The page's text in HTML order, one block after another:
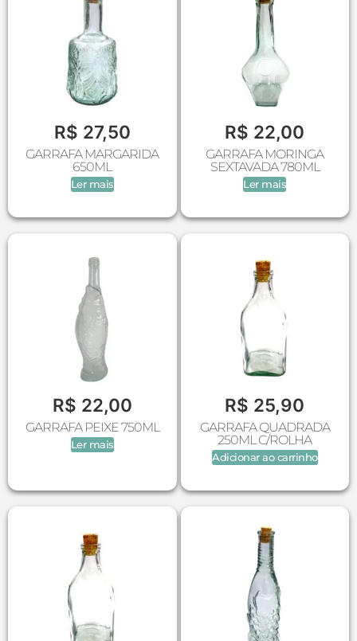
R$ 27,50
GARRAFA MARGARIDA
650ML
Ler mais
R$ 22,00
GARRAFA MORINGA
SEXTAVADA 780ML
Ler mais
R$ 22,00
GARRAFA PEIXE 750ML
Ler mais
R$ 25,90
GARRAFA QUADRADA
250ML C/ROLHA
Adicionar ao carrinho